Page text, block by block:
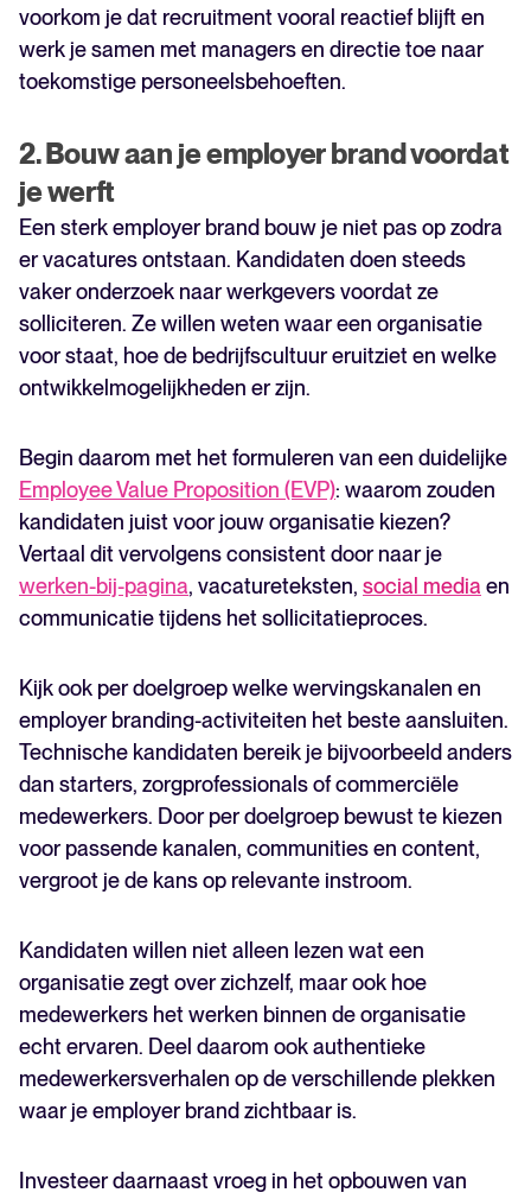
voorkom je dat recruitment vooral reactief blijft en
werk je samen met managers en directie toe naar
toekomstige personeelsbehoeften.
2. Bouw aan je employer brand voordat
je werft
Een sterk employer brand bouw je niet pas op zodra
er vacatures ontstaan. Kandidaten doen steeds
vaker onderzoek naar werkgevers voordat ze
solliciteren. Ze willen weten waar een organisatie
voor staat, hoe de bedrijfscultuur eruitziet en welke
ontwikkelmogelijkheden er zijn.
Begin daarom met het formuleren van een duidelijke
Employee Value Proposition (EVP): waarom zouden
kandidaten juist voor jouw organisatie kiezen?
Vertaal dit vervolgens consistent door naar je
werken-bij-pagina, vacatureteksten, social media en
communicatie tijdens het sollicitatieproces.
Kijk ook per doelgroep welke wervingskanalen en
employer branding-activiteiten het beste aansluiten.
Technische kandidaten bereik je bijvoorbeeld anders
dan starters, zorgprofessionals of commerciële
medewerkers. Door per doelgroep bewust te kiezen
voor passende kanalen, communities en content,
vergroot je de kans op relevante instroom.
Kandidaten willen niet alleen lezen wat een
organisatie zegt over zichzelf, maar ook hoe
medewerkers het werken binnen de organisatie
echt ervaren. Deel daarom ook authentieke
medewerkersverhalen op de verschillende plekken
waar je employer brand zichtbaar is.
Investeer daarnaast vroeg in het opbouwen van